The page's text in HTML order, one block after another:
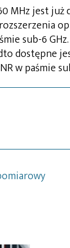
MHz jest
sub-6
dostępne
w paśmie